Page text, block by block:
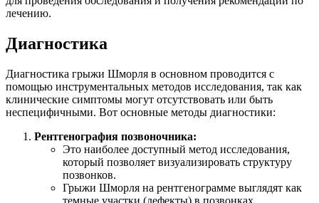
лечению.
Диагностика
Диагностика грыжи Шморля в основном проводится с
помощью инструментальных методов исследования, так как
клинические симптомы могут отсутствовать или быть
неспецифичными. Вот основные методы диагностики:
Рентгенография позвоночника:
Это наиболее доступный метод исследования,
который позволяет визуализировать структуру
позвонков.
Грыжи Шморля на рентгенограмме выглядят как
темные участки (дефекты) в позвонках.